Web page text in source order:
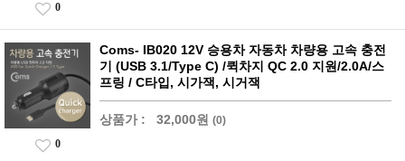
0
Coms- IB020 12V 승용차 자동차 차량용 고속 충전
기 (USB 3.1/Type C) /퀵차지 QC 2.0 지원/2.0A/스
프링 / C타입, 시가잭, 시거잭
상품가 : 32,000원 (0)
0